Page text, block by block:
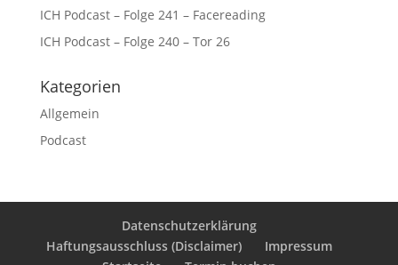
ICH Podcast – Folge 241 – Facereading
ICH Podcast – Folge 240 – Tor 26
Kategorien
Allgemein
Podcast
Datenschutzerklärung
Haftungsausschluss (Disclaimer)
Impressum